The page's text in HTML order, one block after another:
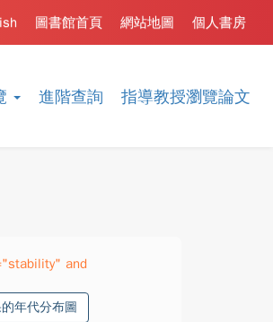
進階查詢 指導教授瀏覽論文
個人書房
網站地圖
圖書館首頁
and
年代分布圖